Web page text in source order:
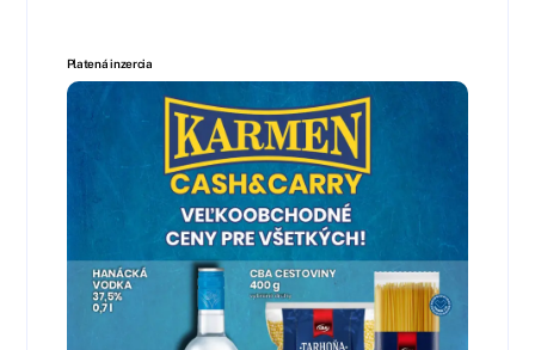
Platená inzercia